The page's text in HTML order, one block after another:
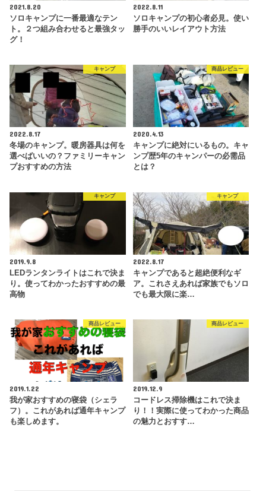
2021.8.20
ソロキャンプに一番最適なテン
ト。２つ組み合わせると最強タッ
グ！
2022.8.11
ソロキャンプの初心者必見。使い
勝手のいいレイアウト方法
キャンプ
2022.8.17
冬場のキャンプ。暖房器具は何を
選べばいいの？ファミリーキャン
プおすすめの方法
商品レビュー
2020.4.13
キャンプに絶対にいるもの。キャ
ンプ歴5年のキャンパーの必需品
とは？
キャンプ
2019.9.8
LEDランタンライトはこれで決ま
り。使ってわかったおすすめの最
高物
キャンプ
2022.8.17
キャンプであると超絶便利なギ
ア。これさえあれば家族でもソロ
でも最大限に楽…
商品レビュー
2019.1.22
我が家おすすめの寝袋（シェラ
フ）。これがあれば通年キャンプ
も楽しめます。
商品レビュー
2019.12.9
コードレス掃除機はこれで決ま
り！！実際に使ってわかった商品
の魅力とおすす…